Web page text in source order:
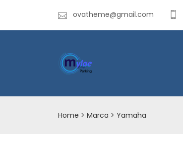
ovatheme@gmail.com
Home > Marca > Yamaha